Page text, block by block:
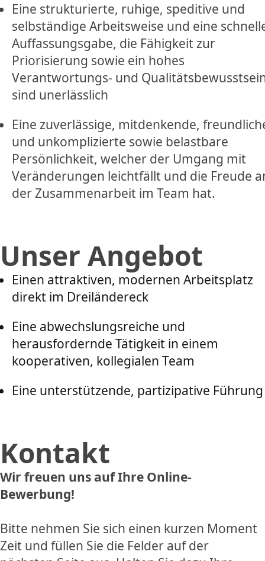
Eine strukturierte, ruhige, speditive und
selbständige Arbeitsweise und eine
Auffassungsgabe, die Fähigkeit zur
Priorisierung sowie ein hohes
Verantwortungs- und
sind unerlässlich
Eine zuverlässige, mitdenkende,
und unkomplizierte sowie belastbare
Persönlichkeit, welcher der Umgang mit
Veränderungen leichtfällt und die Freude
der Zusammenarbeit im Team hat.
Unser Angebot
Einen attraktiven, modernen Arbeitsplatz
direkt im Dreiländereck
Eine abwechslungsreiche und
herausfordernde Tätigkeit in einem
kooperativen, kollegialen Team
Eine unterstützende, partizipative Führung
Kontakt
Wir freuen uns auf Ihre Online-
Bewerbung!
Bitte nehmen Sie sich einen kurzen Moment
Zeit und füllen Sie die Felder auf der